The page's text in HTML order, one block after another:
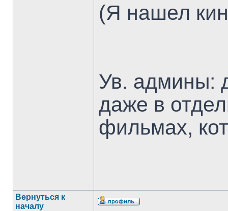
(Я нашел
Ув. админы:
даже в
фильмах,
Вернуться к
началу